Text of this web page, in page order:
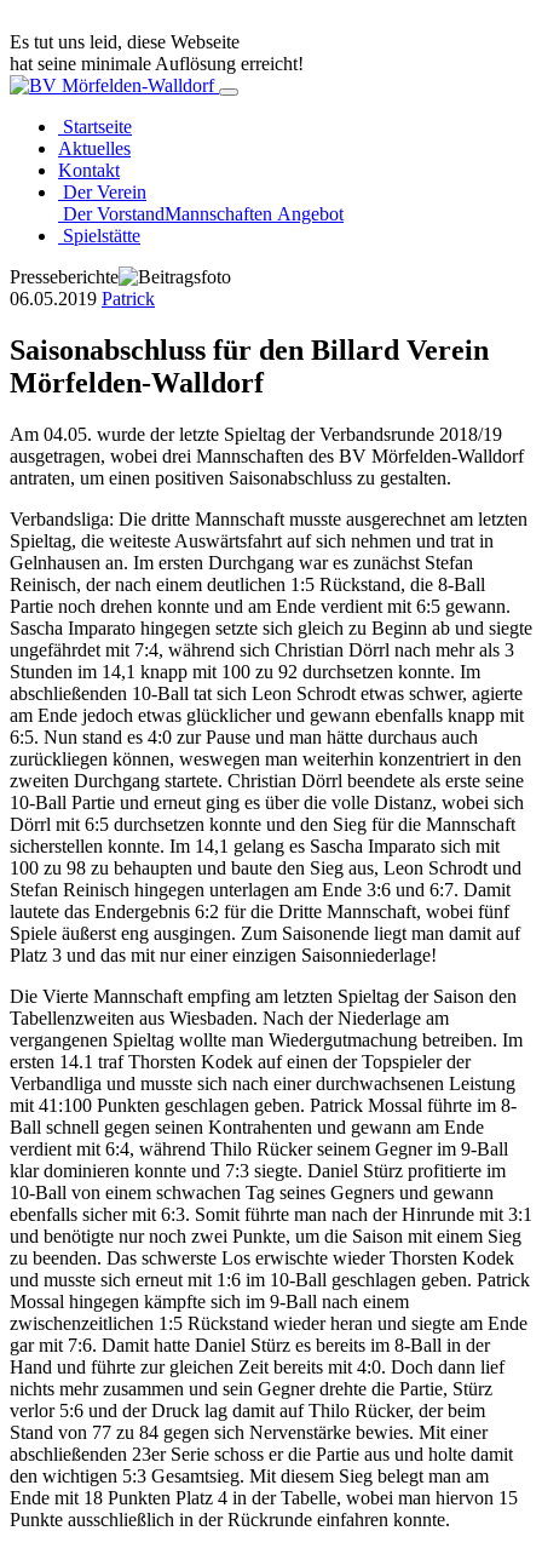
Es tut uns leid, diese Webseite
hat seine minimale Auflösung erreicht!
Startseite
Aktuelles
Kontakt
Der Verein
Der VorstandMannschaften Angebot
Spielstätte
Presseberichte
06.05.2019 Patrick
Saisonabschluss für den Billard Verein
Mörfelden-Walldorf
Am 04.05. wurde der letzte Spieltag der Verbandsrunde 2018/19
ausgetragen, wobei drei Mannschaften des BV Mörfelden-Walldorf
antraten, um einen positiven Saisonabschluss zu gestalten.
Verbandsliga: Die dritte Mannschaft musste ausgerechnet am letzten
Spieltag, die weiteste Auswärtsfahrt auf sich nehmen und trat in
Gelnhausen an. Im ersten Durchgang war es zunächst Stefan
Reinisch, der nach einem deutlichen 1:5 Rückstand, die 8-Ball
Partie noch drehen konnte und am Ende verdient mit 6:5 gewann.
Sascha Imparato hingegen setzte sich gleich zu Beginn ab und siegte
ungefährdet mit 7:4, während sich Christian Dörrl nach mehr als 3
Stunden im 14,1 knapp mit 100 zu 92 durchsetzen konnte. Im
abschließenden 10-Ball tat sich Leon Schrodt etwas schwer, agierte
am Ende jedoch etwas glücklicher und gewann ebenfalls knapp mit
6:5. Nun stand es 4:0 zur Pause und man hätte durchaus auch
zurückliegen können, weswegen man weiterhin konzentriert in den
zweiten Durchgang startete. Christian Dörrl beendete als erste seine
10-Ball Partie und erneut ging es über die volle Distanz, wobei sich
Dörrl mit 6:5 durchsetzen konnte und den Sieg für die Mannschaft
sicherstellen konnte. Im 14,1 gelang es Sascha Imparato sich mit
100 zu 98 zu behaupten und baute den Sieg aus, Leon Schrodt und
Stefan Reinisch hingegen unterlagen am Ende 3:6 und 6:7. Damit
lautete das Endergebnis 6:2 für die Dritte Mannschaft, wobei fünf
Spiele äußerst eng ausgingen. Zum Saisonende liegt man damit auf
Platz 3 und das mit nur einer einzigen Saisonniederlage!
Die Vierte Mannschaft empfing am letzten Spieltag der Saison den
Tabellenzweiten aus Wiesbaden. Nach der Niederlage am
vergangenen Spieltag wollte man Wiedergutmachung betreiben. Im
ersten 14.1 traf Thorsten Kodek auf einen der Topspieler der
Verbandliga und musste sich nach einer durchwachsenen Leistung
mit 41:100 Punkten geschlagen geben. Patrick Mossal führte im 8-
Ball schnell gegen seinen Kontrahenten und gewann am Ende
verdient mit 6:4, während Thilo Rücker seinem Gegner im 9-Ball
klar dominieren konnte und 7:3 siegte. Daniel Stürz profitierte im
10-Ball von einem schwachen Tag seines Gegners und gewann
ebenfalls sicher mit 6:3. Somit führte man nach der Hinrunde mit 3:1
und benötigte nur noch zwei Punkte, um die Saison mit einem Sieg
zu beenden. Das schwerste Los erwischte wieder Thorsten Kodek
und musste sich erneut mit 1:6 im 10-Ball geschlagen geben. Patrick
Mossal hingegen kämpfte sich im 9-Ball nach einem
zwischenzeitlichen 1:5 Rückstand wieder heran und siegte am Ende
gar mit 7:6. Damit hatte Daniel Stürz es bereits im 8-Ball in der
Hand und führte zur gleichen Zeit bereits mit 4:0. Doch dann lief
nichts mehr zusammen und sein Gegner drehte die Partie, Stürz
verlor 5:6 und der Druck lag damit auf Thilo Rücker, der beim
Stand von 77 zu 84 gegen sich Nervenstärke bewies. Mit einer
abschließenden 23er Serie schoss er die Partie aus und holte damit
den wichtigen 5:3 Gesamtsieg. Mit diesem Sieg belegt man am
Ende mit 18 Punkten Platz 4 in der Tabelle, wobei man hiervon 15
Punkte ausschließlich in der Rückrunde einfahren konnte.